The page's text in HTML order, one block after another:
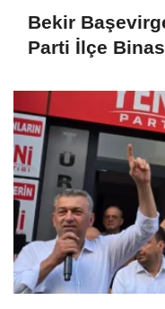
Bekir
Parti İlçe